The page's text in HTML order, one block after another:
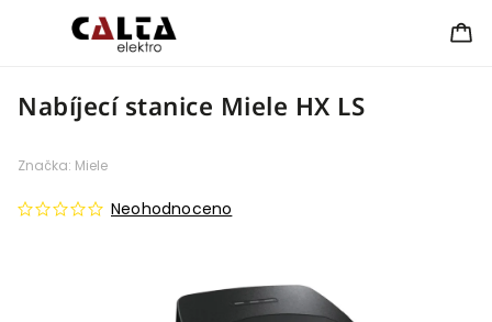
Nabíjecí stanice Miele HX LS
Neohodnoceno
Značka: Miele